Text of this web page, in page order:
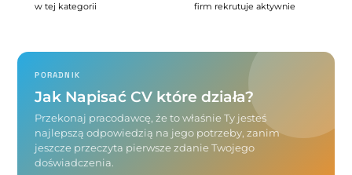
w tej kategorii firm rekrutuje aktywnie
PORADNIK
Jak Napisać CV które działa?
Przekonaj pracodawcę, że to właśnie Ty jesteś
najlepszą odpowiedzią na jego potrzeby, zanim
jeszcze przeczyta pierwsze zdanie Twojego
doświadczenia.